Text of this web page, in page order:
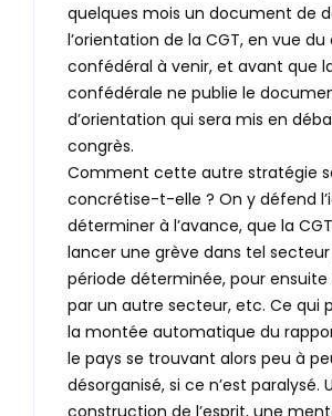
quelques mois un document de
l’orientation de la CGT, en vue du
confédéral à venir, et avant que
confédérale ne publie le
d’orientation qui sera mis en
congrès.
Comment cette autre stratégie
concrétise-t-elle ? On y défend
déterminer à l’avance, que la
lancer une grève dans tel
période déterminée, pour
par un autre secteur, etc. Ce qui
la montée automatique du
le pays se trouvant alors peu à
désorganisé, si ce n’est paralysé.
construction de l’esprit, une